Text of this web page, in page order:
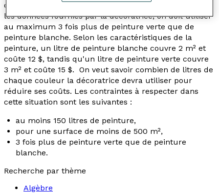
de la peinture blanche et de la peinture verte. Selon
les données fournies par la décoratrice, on doit utiliser
au maximum 3 fois plus de peinture verte que de
peinture blanche. Selon les caractéristiques de la
peinture, un litre de peinture blanche couvre 2 m² et
coûte 12 $, tandis qu'un litre de peinture verte couvre
3 m² et coûte 15 $. On veut savoir combien de litres de
chaque couleur la décoratrice devra utiliser pour
réduire ses coûts. Les contraintes à respecter dans
cette situation sont les suivantes :
au moins 150 litres de peinture,
pour une surface de moins de 500 m²,
3 fois plus de peinture verte que de peinture
blanche.
Recherche par thème
Algèbre